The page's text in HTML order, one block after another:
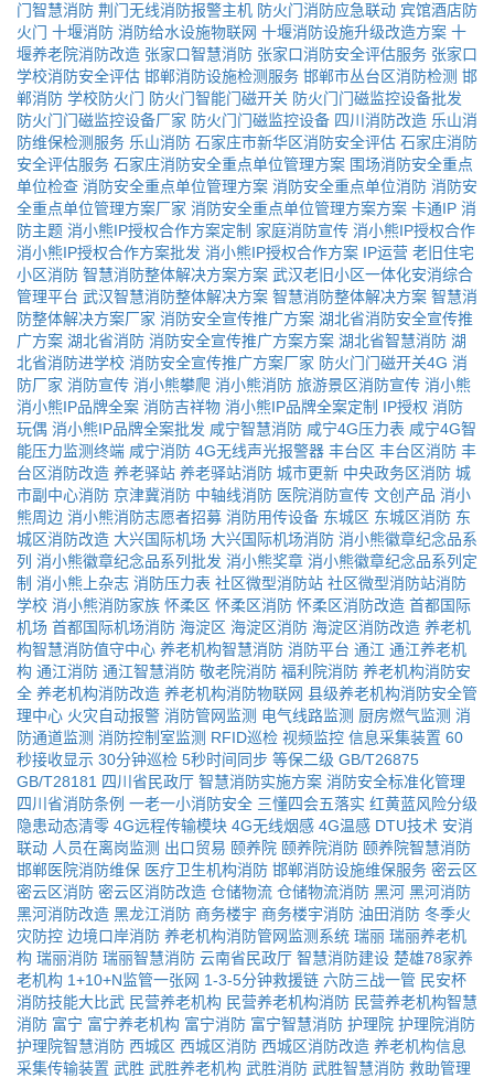
门智慧消防 荆门无线消防报警主机 防火门消防应急联动 宾馆酒店防
火门 十堰消防 消防给水设施物联网 十堰消防设施升级改造方案 十
堰养老院消防改造 张家口智慧消防 张家口消防安全评估服务 张家口
学校消防安全评估 邯郸消防设施检测服务 邯郸市丛台区消防检测 邯
郸消防 学校防火门 防火门智能门磁开关 防火门门磁监控设备批发
防火门门磁监控设备厂家 防火门门磁监控设备 四川消防改造 乐山消
防维保检测服务 乐山消防 石家庄市新华区消防安全评估 石家庄消防
安全评估服务 石家庄消防安全重点单位管理方案 围场消防安全重点
单位检查 消防安全重点单位管理方案 消防安全重点单位消防 消防安
全重点单位管理方案厂家 消防安全重点单位管理方案方案 卡通IP 消
防主题 消小熊IP授权合作方案定制 家庭消防宣传 消小熊IP授权合作
消小熊IP授权合作方案批发 消小熊IP授权合作方案 IP运营 老旧住宅
小区消防 智慧消防整体解决方案方案 武汉老旧小区一体化安消综合
管理平台 武汉智慧消防整体解决方案 智慧消防整体解决方案 智慧消
防整体解决方案厂家 消防安全宣传推广方案 湖北省消防安全宣传推
广方案 湖北省消防 消防安全宣传推广方案方案 湖北省智慧消防 湖
北省消防进学校 消防安全宣传推广方案厂家 防火门门磁开关4G 消
防厂家 消防宣传 消小熊攀爬 消小熊消防 旅游景区消防宣传 消小熊
消小熊IP品牌全案 消防吉祥物 消小熊IP品牌全案定制 IP授权 消防
玩偶 消小熊IP品牌全案批发 咸宁智慧消防 咸宁4G压力表 咸宁4G智
能压力监测终端 咸宁消防 4G无线声光报警器 丰台区 丰台区消防 丰
台区消防改造 养老驿站 养老驿站消防 城市更新 中央政务区消防 城
市副中心消防 京津冀消防 中轴线消防 医院消防宣传 文创产品 消小
熊周边 消小熊消防志愿者招募 消防用传设备 东城区 东城区消防 东
城区消防改造 大兴国际机场 大兴国际机场消防 消小熊徽章纪念品系
列 消小熊徽章纪念品系列批发 消小熊奖章 消小熊徽章纪念品系列定
制 消小熊上杂志 消防压力表 社区微型消防站 社区微型消防站消防
学校 消小熊消防家族 怀柔区 怀柔区消防 怀柔区消防改造 首都国际
机场 首都国际机场消防 海淀区 海淀区消防 海淀区消防改造 养老机
构智慧消防值守中心 养老机构智慧消防 消防平台 通江 通江养老机
构 通江消防 通江智慧消防 敬老院消防 福利院消防 养老机构消防安
全 养老机构消防改造 养老机构消防物联网 县级养老机构消防安全管
理中心 火灾自动报警 消防管网监测 电气线路监测 厨房燃气监测 消
防通道监测 消防控制室监测 RFID巡检 视频监控 信息采集装置 60
秒接收显示 30分钟巡检 5秒时间同步 等保二级 GB/T26875
GB/T28181 四川省民政厅 智慧消防实施方案 消防安全标准化管理
四川省消防条例 一老一小消防安全 三懂四会五落实 红黄蓝风险分级
隐患动态清零 4G远程传输模块 4G无线烟感 4G温感 DTU技术 安消
联动 人员在离岗监测 出口贸易 颐养院 颐养院消防 颐养院智慧消防
邯郸医院消防维保 医疗卫生机构消防 邯郸消防设施维保服务 密云区
密云区消防 密云区消防改造 仓储物流 仓储物流消防 黑河 黑河消防
黑河消防改造 黑龙江消防 商务楼宇 商务楼宇消防 油田消防 冬季火
灾防控 边境口岸消防 养老机构消防管网监测系统 瑞丽 瑞丽养老机
构 瑞丽消防 瑞丽智慧消防 云南省民政厅 智慧消防建设 楚雄78家养
老机构 1+10+N监管一张网 1-3-5分钟救援链 六防三战一管 民安杯
消防技能大比武 民营养老机构 民营养老机构消防 民营养老机构智慧
消防 富宁 富宁养老机构 富宁消防 富宁智慧消防 护理院 护理院消防
护理院智慧消防 西城区 西城区消防 西城区消防改造 养老机构信息
采集传输装置 武胜 武胜养老机构 武胜消防 武胜智慧消防 救助管理